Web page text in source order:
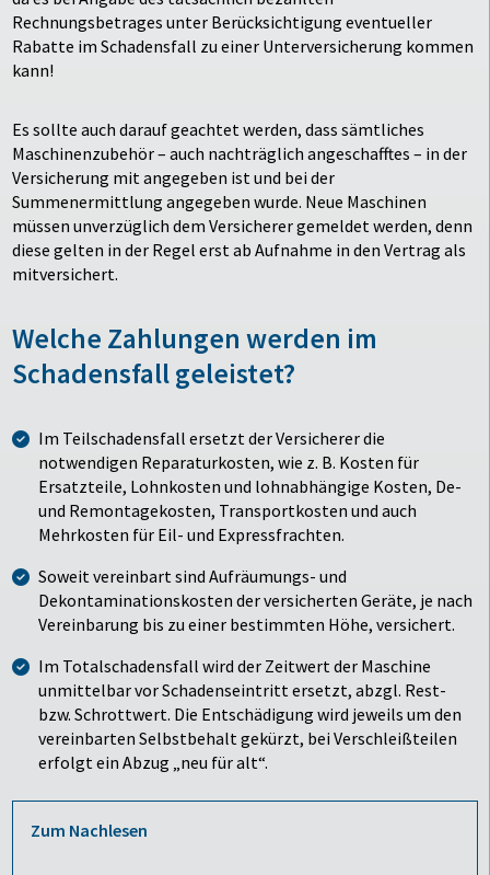
Rechnungsbetrages unter Berücksichtigung eventueller
Rabatte im Schadensfall zu einer Unterversicherung kommen
kann!
Es sollte auch darauf geachtet werden, dass sämtliches
Maschinenzubehör – auch nachträglich angeschafftes – in der
Versicherung mit angegeben ist und bei der
Summenermittlung angegeben wurde. Neue Maschinen
müssen unverzüglich dem Versicherer gemeldet werden, denn
diese gelten in der Regel erst ab Aufnahme in den Vertrag als
mitversichert.
Welche Zahlungen werden im
Schadensfall geleistet?
Im Teilschadensfall ersetzt der Versicherer die
notwendigen Reparaturkosten, wie z. B. Kosten für
Ersatzteile, Lohnkosten und lohnabhängige Kosten, De-
und Remontagekosten, Transportkosten und auch
Mehrkosten für Eil- und Expressfrachten.
Soweit vereinbart sind Aufräumungs- und
Dekontaminationskosten der versicherten Geräte, je nach
Vereinbarung bis zu einer bestimmten Höhe, versichert.
Im Totalschadensfall wird der Zeitwert der Maschine
unmittelbar vor Schadenseintritt ersetzt, abzgl. Rest-
bzw. Schrottwert. Die Entschädigung wird jeweils um den
vereinbarten Selbstbehalt gekürzt, bei Verschleißteilen
erfolgt ein Abzug „neu für alt“.
Zum Nachlesen